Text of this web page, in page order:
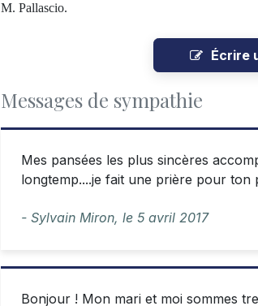
M. Pallascio.
Écrire
Messages de sympathie
Mes pansées les plus sincères
longtemp....je fait une prière pour ton
- Sylvain Miron, le 5 avril 2017
Bonjour ! Mon mari et moi sommes